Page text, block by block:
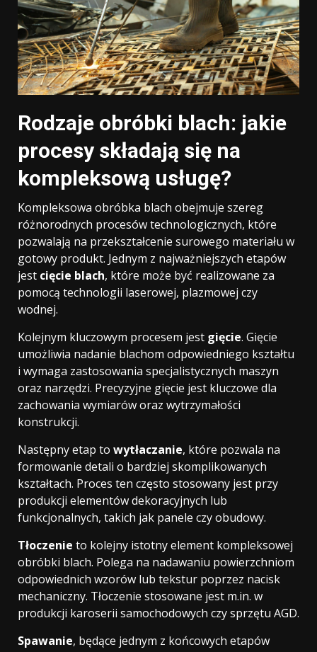
Rodzaje obróbki blach: jakie
procesy składają się na
kompleksową usługę?
Kompleksowa obróbka blach obejmuje szereg
różnorodnych procesów technologicznych, które
pozwalają na przekształcenie surowego materiału w
gotowy produkt. Jednym z najważniejszych etapów
jest cięcie blach, które może być realizowane za
pomocą technologii laserowej, plazmowej czy
wodnej.
Kolejnym kluczowym procesem jest gięcie. Gięcie
umożliwia nadanie blachom odpowiedniego kształtu
i wymaga zastosowania specjalistycznych maszyn
oraz narzędzi. Precyzyjne gięcie jest kluczowe dla
zachowania wymiarów oraz wytrzymałości
konstrukcji.
Następny etap to wytłaczanie, które pozwala na
formowanie detali o bardziej skomplikowanych
kształtach. Proces ten często stosowany jest przy
produkcji elementów dekoracyjnych lub
funkcjonalnych, takich jak panele czy obudowy.
Tłoczenie to kolejny istotny element kompleksowej
obróbki blach. Polega na nadawaniu powierzchniom
odpowiednich wzorów lub tekstur poprzez nacisk
mechaniczny. Tłoczenie stosowane jest m.in. w
produkcji karoserii samochodowych czy sprzętu AGD.
Spawanie, będące jednym z końcowych etapów